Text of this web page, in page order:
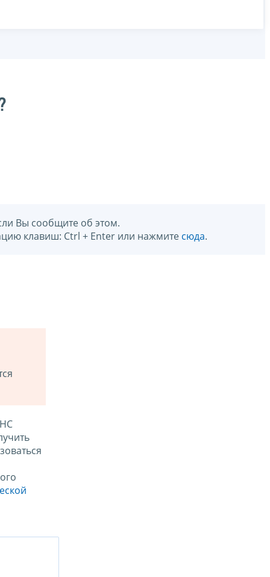
Вы сообщите об этом.
клавиш: Ctrl + Enter или нажмите сюда.